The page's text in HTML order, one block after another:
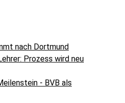
nach Dortmund
Prozess wird neu
- BVB als